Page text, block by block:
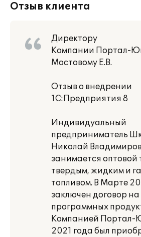
Отзыв клиента
Директору
Компании Портал-
Мостовому Е.В.
Отзыв о внедрении
1С:Предприятия 8
Индивидуальный
предприниматель
Николай
занимается оптовой
твердым, жидким и
топливом. В Марте
заключен договор на
программных
Компанией Портал-
2021 года был